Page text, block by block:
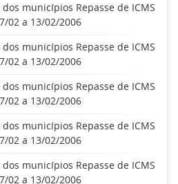
municípios Repasse de ICMS
02 a 13/02/2006
municípios Repasse de ICMS
02 a 13/02/2006
municípios Repasse de ICMS
02 a 13/02/2006
municípios Repasse de ICMS
02 a 13/02/2006
municípios Repasse de ICMS
02 a 13/02/2006